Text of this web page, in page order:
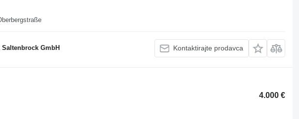
GmbH Kontaktirajte prodavca
4.000 €